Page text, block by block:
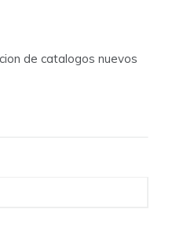
de catalogos nuevos